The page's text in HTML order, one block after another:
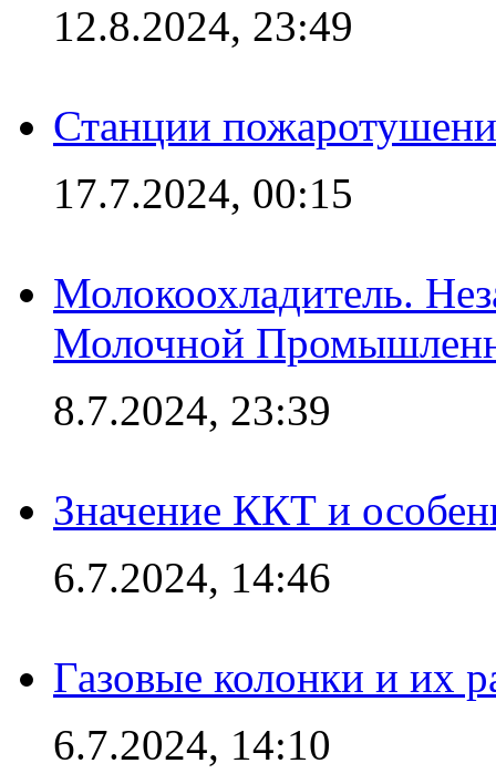
12.8.2024, 23:49
Станции
17.7.2024, 00:15
Молокоохладитель.
Молочной
8.7.2024, 23:39
Значение ККТ и
6.7.2024, 14:46
Газовые колонки и их
6.7.2024, 14:10